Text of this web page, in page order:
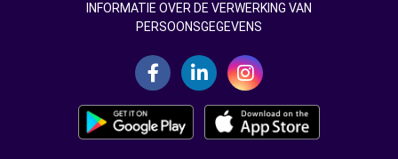
INFORMATIE OVER DE VERWERKING VAN
PERSOONSGEGEVENS